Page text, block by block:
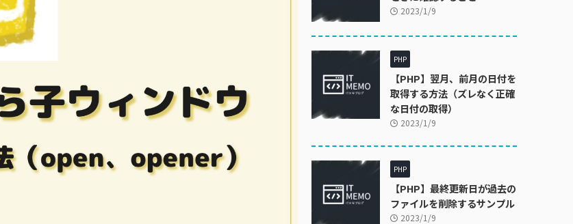
2023/1/9
PHP
【PHP】翌月、前月の日付を
取得する方法（ズレなく正確
な日付の取得）
2023/1/9
PHP
【PHP】最終更新日が過去の
ファイルを削除するサンプル
2023/1/9